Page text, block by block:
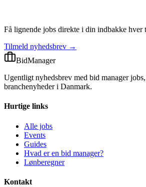
Få lignende jobs direkte i din indbakke hver
Tilmeld nyhedsbrev →
BidManager
Ugentligt nyhedsbrev med bid manager
branchenyheder i Danmark.
Hurtige links
Alle jobs
Events
Guides
Hvad er en bid manager?
Lønberegner
Kontakt